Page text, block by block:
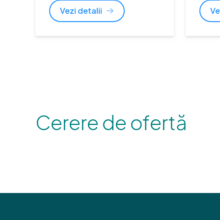
Vezi detalii
Cerere de ofertă